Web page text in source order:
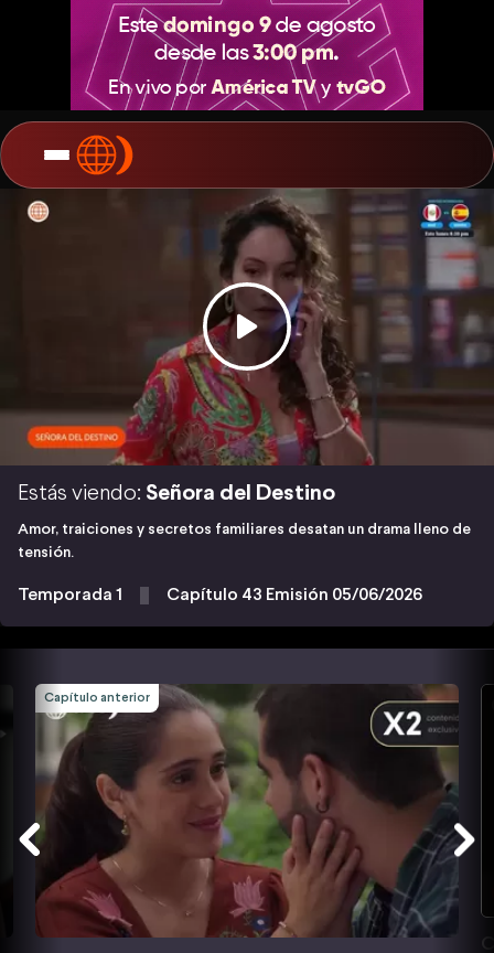
Estás viendo: Señora del Destino
Amor, traiciones y secretos familiares desatan un drama lleno de
tensión.
Temporada 1 Capítulo 43 Emisión 05/06/2026
Capítulo anterior